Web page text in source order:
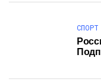
СПОРТ